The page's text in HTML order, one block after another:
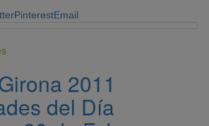
PinterestEmail
2011
del Día